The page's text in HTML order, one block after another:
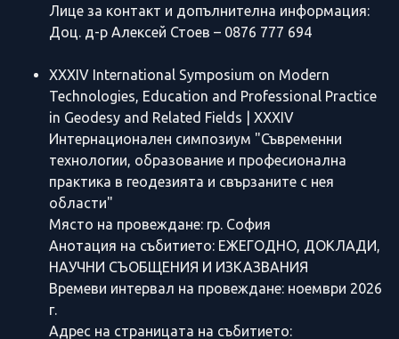
Лице за контакт и допълнителна информация:
Доц. д-р Алексей Стоев – 0876 777 694
XXXIV International Symposium on Modern
Technologies, Education and Professional Practice
in Geodesy and Related Fields | XXXIV
Интернационален симпозиум "Съвременни
технологии, образование и професионална
практика в геодезията и свързаните с нея
области"
Място на провеждане: гр. София
Анотация на събитието: ЕЖЕГОДНО, ДОКЛАДИ,
НАУЧНИ СЪОБЩЕНИЯ И ИЗКАЗВАНИЯ
Времеви интервал на провеждане: ноември 2026
г.
Адрес на страницата на събитието: